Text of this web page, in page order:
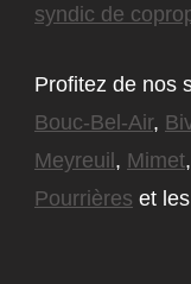
syndic de
Profitez de nos
Bouc-Bel-Air,
Meyreuil , Mimet,
Pourrières et